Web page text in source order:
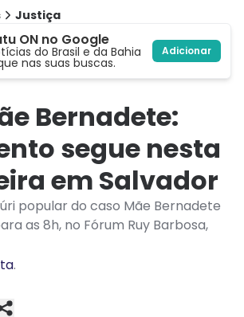
Justiça
ON no Google
do Brasil e da Bahia
nas suas buscas.
Adicionar
Bernadete:
segue nesta
em Salvador
popular do caso Mãe Bernadete
as 8h, no Fórum Ruy Barbosa,
.